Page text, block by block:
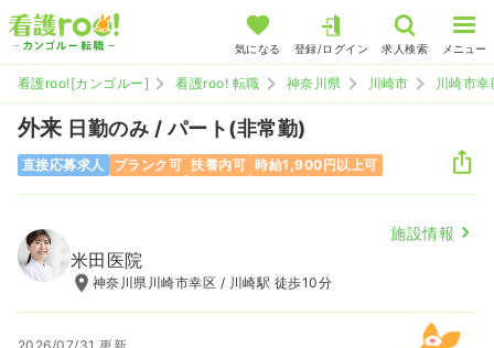
気になる 登録/ログイン 求人検索 メニュー
看護roo![カンゴルー] 看護roo! 転職 神奈川県 川崎市 川崎市幸
外来 日勤のみ / パート(非常勤)
直接応募求人 ブランク可 扶養内可 時給1,900円以上可
施設情報
米田医院
神奈川県川崎市幸区 / 川崎駅 徒歩10分